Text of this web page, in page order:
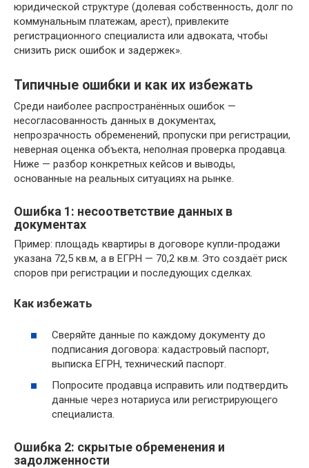
юридической структуре (долевая собственность, долг по
коммунальным платежам, арест), привлеките
регистрационного специалиста или адвоката, чтобы
снизить риск ошибок и задержек».
Типичные ошибки и как их избежать
Среди наиболее распространённых ошибок —
несогласованность данных в документах,
непрозрачность обременений, пропуски при регистрации,
неверная оценка объекта, неполная проверка продавца.
Ниже — разбор конкретных кейсов и выводы,
основанные на реальных ситуациях на рынке.
Ошибка 1: несоответствие данных в
документах
Пример: площадь квартиры в договоре купли-продажи
указана 72,5 кв.м, а в ЕГРН — 70,2 кв.м. Это создаёт риск
споров при регистрации и последующих сделках.
Как избежать
Сверяйте данные по каждому документу до
подписания договора: кадастровый паспорт,
выписка ЕГРН, технический паспорт.
Попросите продавца исправить или подтвердить
данные через нотариуса или регистрирующего
специалиста.
Ошибка 2: скрытые обременения и
задолженности